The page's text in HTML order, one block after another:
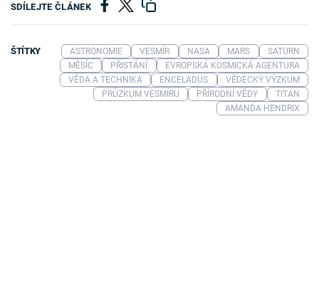
SDÍLEJTE ČLÁNEK
ŠTÍTKY ASTRONOMIE VESMÍR NASA MARS
SATURN
MĚSÍC
PŘISTÁNÍ
EVROPSKÁ KOSMICKÁ AGENTURA
VĚDA A TECHNIKA
ENCELADUS
VĚDECKÝ VÝZKUM
PRŮZKUM VESMÍRU
PŘÍRODNÍ VĚDY
TITAN
AMANDA HENDRIX